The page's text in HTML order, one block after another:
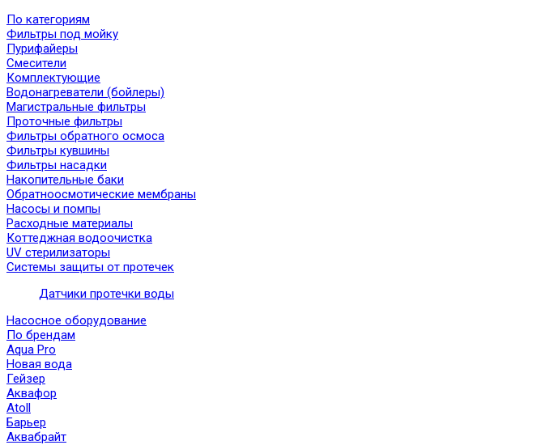
По категориям
Фильтры под мойку
Пурифайеры
Смесители
Комплектующие
Водонагреватели (бойлеры)
Магистральные фильтры
Проточные фильтры
Фильтры обратного осмоса
Фильтры кувшины
Фильтры насадки
Накопительные баки
Обратноосмотические мембраны
Насосы и помпы
Расходные материалы
Коттеджная водоочистка
UV стерилизаторы
Системы защиты от протечек
Датчики протечки воды
Насосное оборудование
По брендам
Aqua Pro
Новая вода
Гейзер
Аквафор
Atoll
Барьер
Аквабрайт